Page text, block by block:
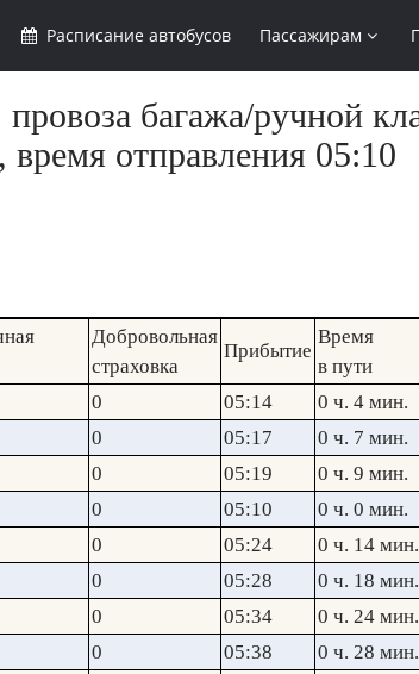
Расписание автобусов Пассажирам
багажа/ручной
отправления 05:10
Добровольная
страховка
Прибытие
Время
в пути
0 05:14
0 ч. 4 мин.
0 05:17
0 ч. 7 мин.
0 05:19
0 ч. 9 мин.
0 05:10
0 ч. 0 мин.
0 05:24
0 ч. 14 мин.
0 05:28
0 ч. 18 мин.
0 05:34
0 ч. 24 мин.
0 05:38
0 ч. 28 мин.